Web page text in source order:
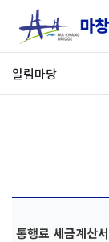
알림마당
통행료 세금계산